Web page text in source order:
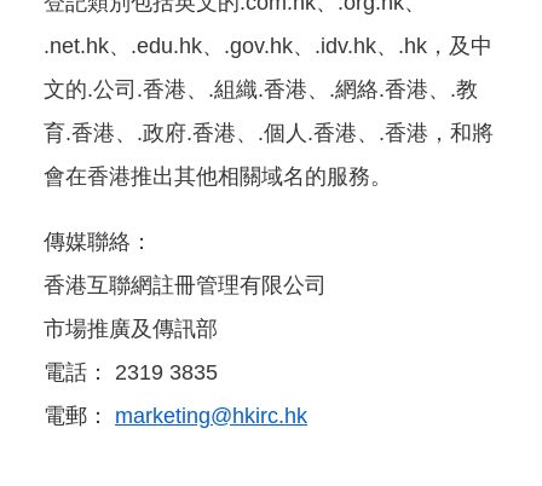
.net.hk、.edu.hk、.gov.hk、.idv.hk、.hk，及中
文的.公司.香港、.組織.香港、.網絡.香港、.教
育.香港、.政府.香港、.個人.香港、.香港，和將
會在香港推出其他相關域名的服務。
傳媒聯絡：
香港互聯網註冊管理有限公司
市場推廣及傳訊部
電話： 2319 3835
電郵： marketing@hkirc.hk